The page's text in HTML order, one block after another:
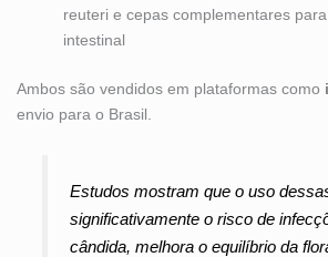
reuteri e cepas complementares
intestinal
Ambos são vendidos em plataformas como
envio para o Brasil.
Estudos mostram que o uso
significativamente o risco de
cândida, melhora o equilíbrio da